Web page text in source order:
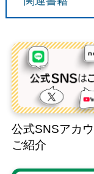
公式SNSアカ
ご紹介